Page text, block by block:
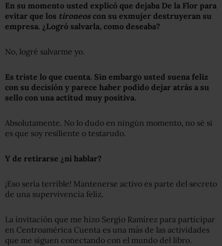
En su momento usted explicó que dejaba De la Flor para
evitar que los tironeoscon su exmujer destruyeran su
empresa. ¿Logró salvarla, como deseaba?
No, logré salvarme yo.
Es triste lo que cuenta. Sin embargo usted suena feliz
con su decisión y parece haber podido dejar atrás a su
sello con una actitud muy positiva.
Absolutamente. No lo dudo en ningún momento, no sé si
es que soy resiliente o testarudo.
Y de retirarse ¿ni hablar?
¡Eso sería terrible! Mantenerse activo es parte del secreto
de una supervivencia feliz.
La invitación que me hizo Sergio Ramírez para participar
en Centroamérica Cuenta es una más de las actividades
que me siguen conectando con el mundo del libro.